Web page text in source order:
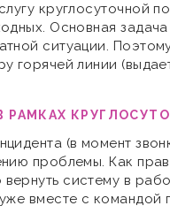
круглосуточной
Основная
ситуации.
горячей линии
РАМКАХ
(в момент
проблемы. Как
систему в
вместе с командой